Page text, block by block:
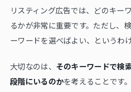
リスティング広告では、どのキー
るかが非常に重要です。ただし、
ーワードを選べばよい、というわ
大切なのは、 そのキーワードで検
段階にいるのかを考えることです。